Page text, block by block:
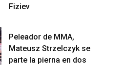
Fiziev
Peleador de MMA,
Mateusz Strzelczyk se
parte la pierna en dos